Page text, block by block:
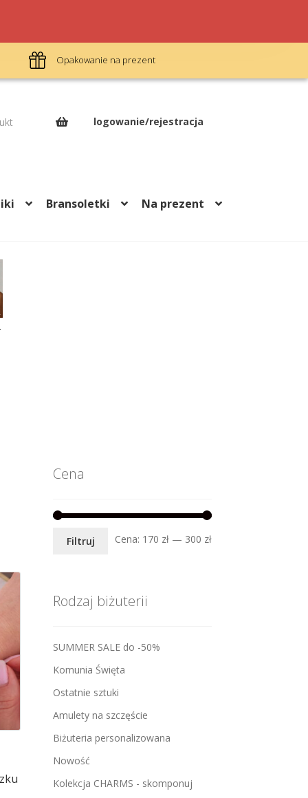
Opakowanie na prezent
logowanie/rejestracja
Bransoletki Na prezent
Cena
Cena
Cena
Filtruj Cena: 170 zł— 300 zł
Rodzaj biżuterii
SUMMER SALE do -50%
Komunia Święta
Ostatnie sztuki
Amulety na szczęście
Biżuteria personalizowana
Nowość
Kolekcja CHARMS - skomponuj